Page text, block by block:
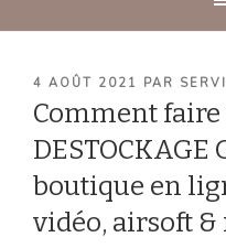
PUBLIÉ
LE
4 AOÛT 2021 PAR
Comment
DESTOCKAGE
boutique en
vidéo, airsoft